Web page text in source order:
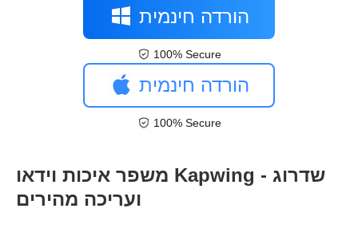
הורדה חינמית
100% Secure
הורדה חינמית
100% Secure
משפר איכות וידאו Kapwing - שדרוג
ועריכה מהירים